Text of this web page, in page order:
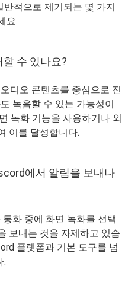
적으로 제기되는 몇 가지
요.
수 있나요?
디오 콘텐츠를 중심으로 진
녹음할 수 있는 가능성이
녹화 기능을 사용하거나 외
이를 달성합니다.
에서 알림을 보내나
화 중에 화면 녹화를 선택
보내는 것을 자제하고 있습
플랫폼과 기본 도구를 넘
.